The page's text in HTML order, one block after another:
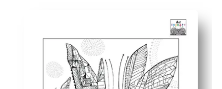
Concentración relajante: la repetición de motivos de
Desarrollo de habilidades: práctica de motricidad
Uso versátil: perfecto para perder el cerebro,